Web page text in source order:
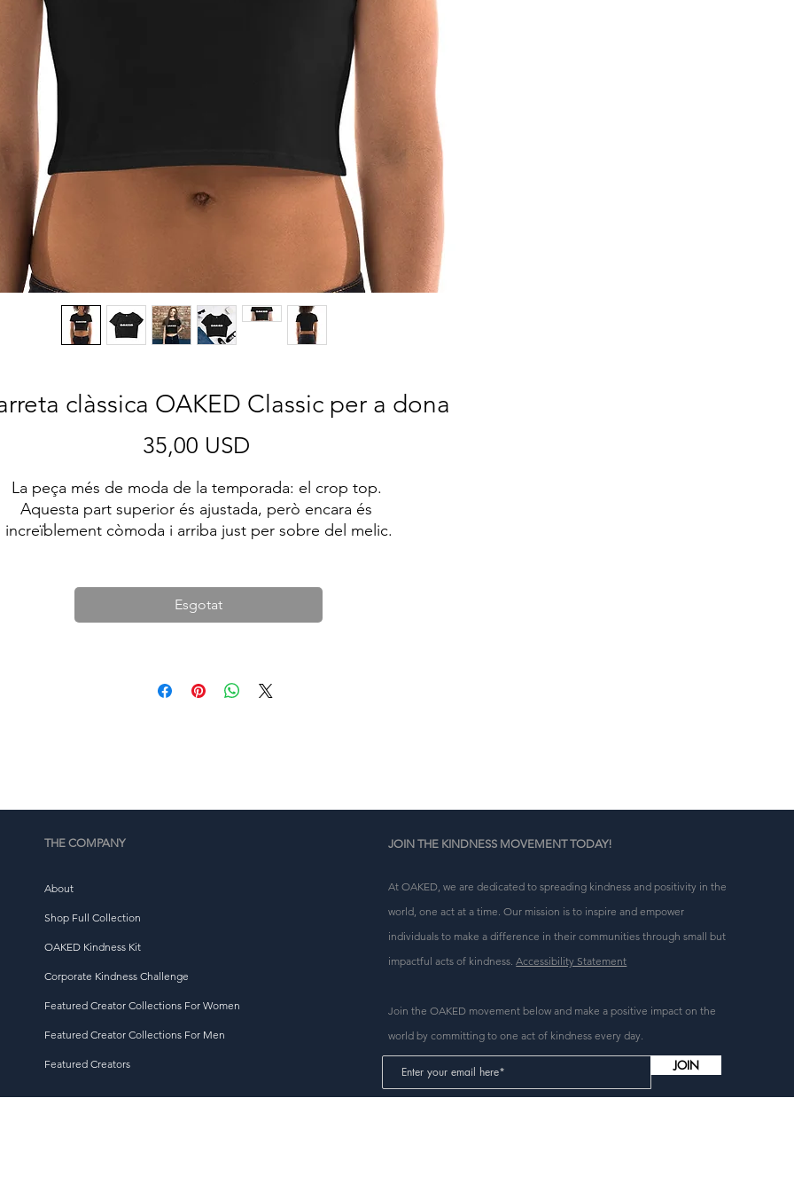
clàssica OAKED Classic per a dona
35,00 USD
La peça més de moda de la temporada: el crop top.
Aquesta part superior és ajustada, però encara és
increïblement còmoda i arriba just per sobre del melic.
• 40 individuals
• Producte en blanc procedent de Nicaragua, EUA o
Hondures
decisions de compra reflexives!
Esgotat
THE COMPANY
About
Shop Full Collection
OAKED Kindness Kit
Corporate Kindness Challenge
Featured Creator Collections For Women
Featured Creator Collections For Men
Featured Creators
JOIN THE KINDNESS MOVEMENT TODAY!
At OAKED, we are dedicated to spreading kindness and positivity in the
world, one act at a time. Our mission is to inspire and empower
individuals to make a difference in their communities through small but
impactful acts of kindness.Accessibility Statement
Join the OAKED movement below and make a positive impact on the
world by committing to one act of kindness every day.
JOIN